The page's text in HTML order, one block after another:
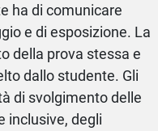
ha di comunicare
e di esposizione. La
della prova stessa e
dallo studente. Gli
di svolgimento delle
inclusive, degli